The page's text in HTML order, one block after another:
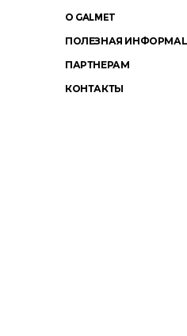
О GALMET
ПОЛЕЗНАЯ
ПАРТНЕРАМ
КОНТАКТЫ